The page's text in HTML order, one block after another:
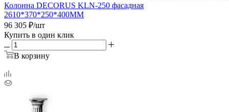
Колонна DECORUS KLN-250 фасадная
2610*370*250*400ММ
96 305 ₽/шт
Купить в один клик
В корзину